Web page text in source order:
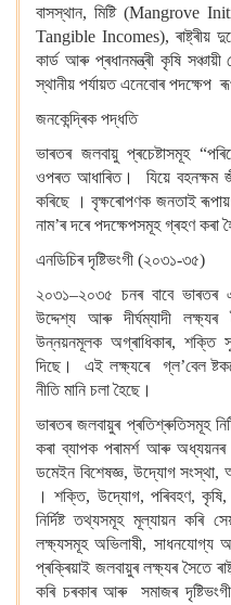
বাসস্থান, মিষ্টি
Tangible Incomes), ৰাষ্ট্ৰীয়
কাৰ্ড আৰু প্ৰধানমন্ত্ৰী কৃষি
স্থানীয় পৰ্যায়ত এনেবোৰ পদক্ষেপ
জনকেন্দ্ৰিক পদ্ধতি
ভাৰতৰ জলবায়ু প্ৰচেষ্টাসমূহ
ওপৰত আধাৰিত। যিয়ে বহনক্ষম
কৰিছে । বৃক্ষৰোপণক জনতাই
নাম’ৰ দৰে পদক্ষেপসমূহ গ্ৰহণ কৰা
এনডিচিৰ দৃষ্টিভংগী (২০৩১-৩৫)
২০৩১–২০৩৫ চনৰ বাবে ভাৰতৰ
উদ্দেশ্য আৰু দীৰ্ঘম্যাদী লক্ষ্যৰ
উন্নয়নমূলক অগ্ৰাধিকাৰ, শক্তি
দিছে। এই লক্ষ্যৰে গ্ল’বেল
নীতি মানি চলা হৈছে।
ভাৰতৰ জলবায়ুৰ প্ৰতিশ্ৰুতিসমূহ
কৰা ব্যাপক পৰামৰ্শ আৰু অধ্যয়নৰ
ডমেইন বিশেষজ্ঞ, উদ্যোগ সংস্থা,
। শক্তি, উদ্যোগ, পৰিবহণ,
নিৰ্দিষ্ট তথ্যসমূহ মূল্যায়ন কৰি
লক্ষ্যসমূহ অভিলাষী, সাধনযোগ্য
প্ৰক্ৰিয়াই জলবায়ুৰ লক্ষ্যৰ সৈতে
কৰি চৰকাৰ আৰু সমাজৰ